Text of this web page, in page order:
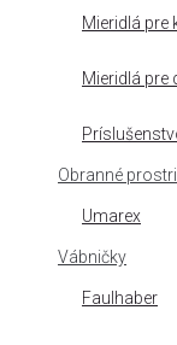
Mieridlá pre
Mieridlá pre
Obranné
Umarex
Vábničky
Faulhaber